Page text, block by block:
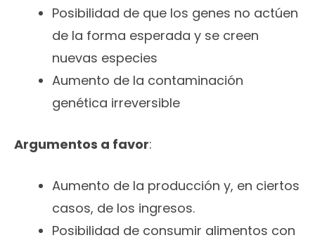
Posibilidad de que los genes no actúen
de la forma esperada y se creen
nuevas especies
Aumento de la contaminación
genética irreversible
Argumentos a favor:
Aumento de la producción y, en ciertos
casos, de los ingresos.
Posibilidad de consumir alimentos con